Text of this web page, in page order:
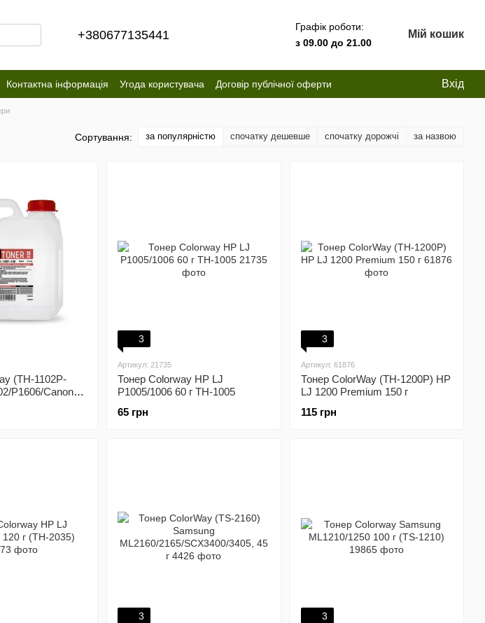
+380677135441
Графік роботи:
з 09.00 до 21.00
Мій кошик
Контактна інформація Угода користувача
Договір публічної оферти
Вхід
Сортування: за популярністю спочатку дешевше спочатку дорожчі за назвою
(TH-1102P-
P1606/Canon
3
Артикул: 21735
Тонер Colorway HP LJ
P1005/1006 60 г TH-1005
65 грн
3
Артикул: 61876
Тонер ColorWay (TH-1200P) HP
LJ 1200 Premium 150 г
115 грн
3 3